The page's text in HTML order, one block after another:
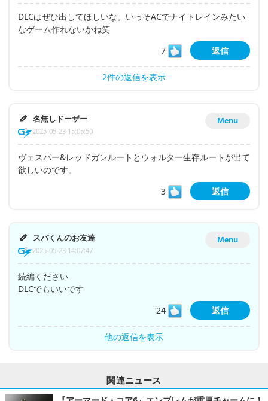
DLCはぜひ出してほしいな。いっそACでナイトレインみたい
なゲーム作れないかね笑
7
返信
2件の返信を表示
Menu
名無しドーザー
2025-05-23 15:05:50
ヴェスパー&レッドガンルートとウォルター生存ルートが出て
欲しいのです。
3
返信
Menu
スパくんのお友達
2025-05-23 14:07:47
続編ください
DLCでもいいです
24
返信
他の返信を表示
関連ニュース